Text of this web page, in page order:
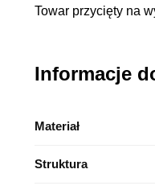
Towar przycięty na
Informacje
Materiał
Struktura